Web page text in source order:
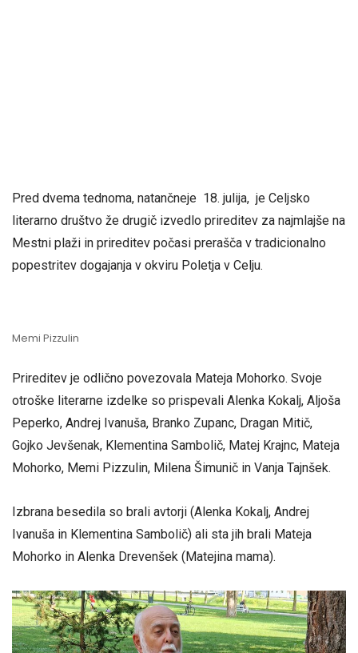
Pred dvema tednoma, natančneje 18. julija, je Celjsko
literarno društvo že drugič izvedlo prireditev za najmlajše na
Mestni plaži in prireditev počasi prerašča v tradicionalno
popestritev dogajanja v okviru Poletja v Celju.
Memi Pizzulin
Prireditev je odlično povezovala Mateja Mohorko. Svoje
otroške literarne izdelke so prispevali Alenka Kokalj, Aljoša
Peperko, Andrej Ivanuša, Branko Zupanc, Dragan Mitič,
Gojko Jevšenak, Klementina Sambolič, Matej Krajnc, Mateja
Mohorko, Memi Pizzulin, Milena Šimunič in Vanja Tajnšek.
Izbrana besedila so brali avtorji (Alenka Kokalj, Andrej
Ivanuša in Klementina Sambolič) ali sta jih brali Mateja
Mohorko in Alenka Drevenšek (Matejina mama).